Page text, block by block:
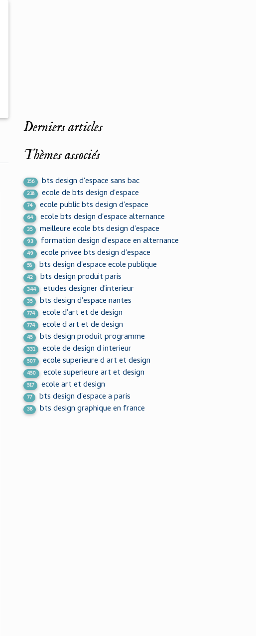
Derniers articles
Thèmes associés
156 bts design d'espace sans bac
218 ecole de bts design d'espace
74 ecole public bts design d'espace
64 ecole bts design d'espace alternance
35 meilleure ecole bts design d'espace
93 formation design d'espace en alternance
49 ecole privee bts design d'espace
58 bts design d'espace ecole publique
42 bts design produit paris
344 etudes designer d'interieur
35 bts design d'espace nantes
774 ecole d'art et de design
774 ecole d art et de design
45 bts design produit programme
331 ecole de design d interieur
507 ecole superieure d art et design
450 ecole superieure art et design
517 ecole art et design
77 bts design d'espace a paris
38 bts design graphique en france